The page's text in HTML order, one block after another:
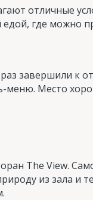
отличные
где можно
завершили к
меню. Место
The View.
из зала и